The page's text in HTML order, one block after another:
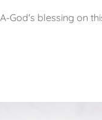
God's blessing on